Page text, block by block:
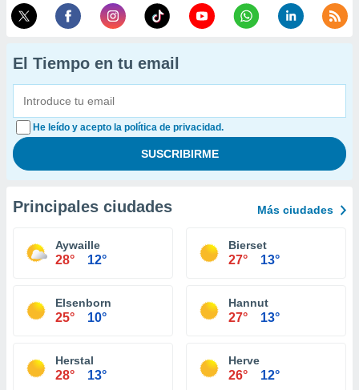
El Tiempo en tu email
He leído y acepto la política de privacidad.
Principales ciudades Más ciudades
Aywaille
28° 12°
Bierset
27° 13°
Elsenborn
25° 10°
Hannut
27° 13°
Herstal
28° 13°
Herve
26° 12°